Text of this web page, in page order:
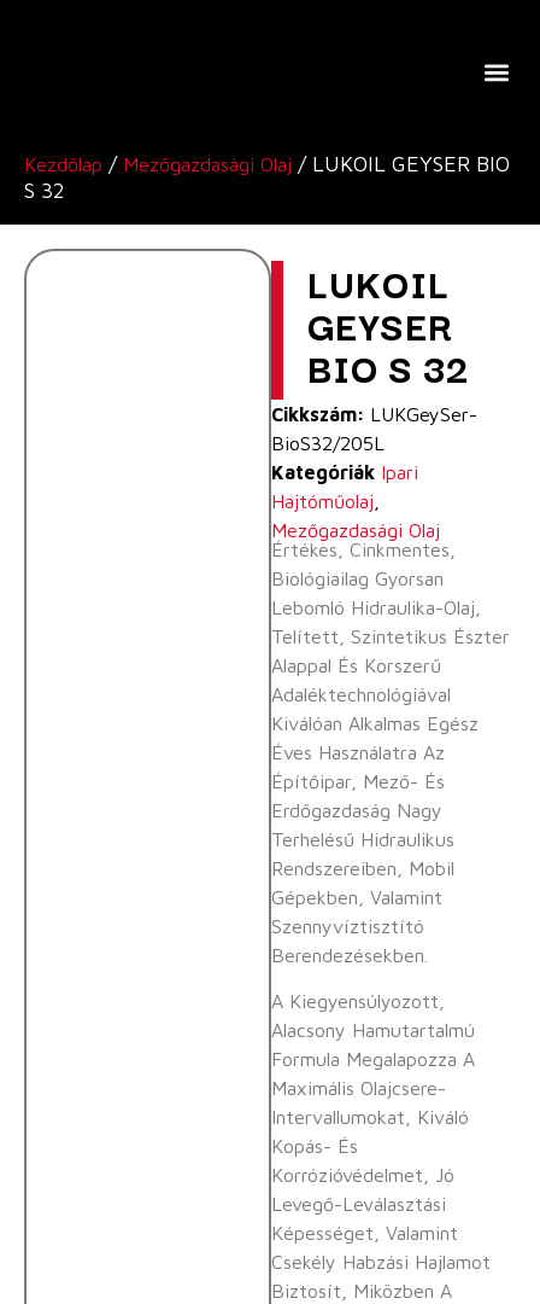
Kezdőlap / Mezőgazdasági Olaj / LUKOIL GEYSER BIO
S 32
LUKOIL
GEYSER
BIO S 32
Cikkszám: LUKGeySer-
BioS32/205L
Kategóriák Ipari
Hajtóműolaj
Mezőgazdasági Olaj
Értékes, Cinkmentes,
Biológiailag Gyorsan
Lebomló Hidraulika-Olaj,
Telített, Szintetikus Észter
Alappal És Korszerű
Adaléktechnológiával
Kiválóan Alkalmas Egész
Éves Használatra Az
Építőipar, Mező- És
Erdőgazdaság Nagy
Terhelésű Hidraulikus
Rendszereiben, Mobil
Gépekben, Valamint
Szennyvíztisztító
Berendezésekben.
A Kiegyensúlyozott,
Alacsony Hamutartalmú
Formula Megalapozza A
Maximális Olajcsere-
Intervallumokat, Kiváló
Kopás- És
Korrózióvédelmet, Jó
Levegő-Leválasztási
Képességet, Valamint
Csekély Habzási Hajlamot
Biztosít, Miközben A